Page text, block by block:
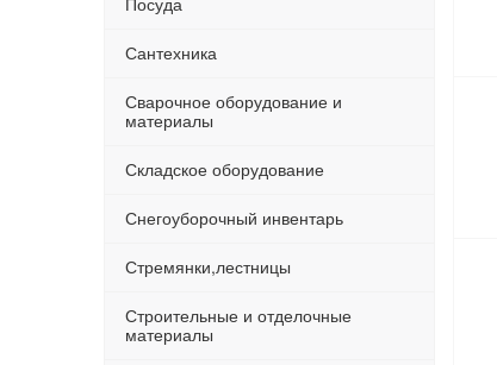
Сантехника
Сварочное оборудование и
материалы
Складское оборудование
Снегоуборочный инвентарь
Стремянки,лестницы
Строительные и отделочные
материалы